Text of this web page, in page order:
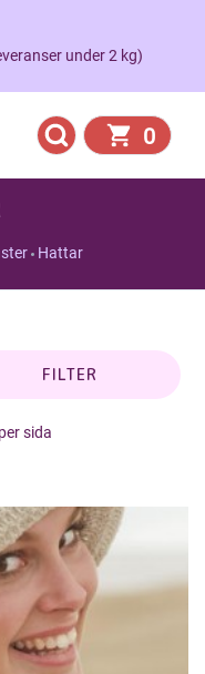
under 2 kg)
0
Hattar
FILTER
per sida